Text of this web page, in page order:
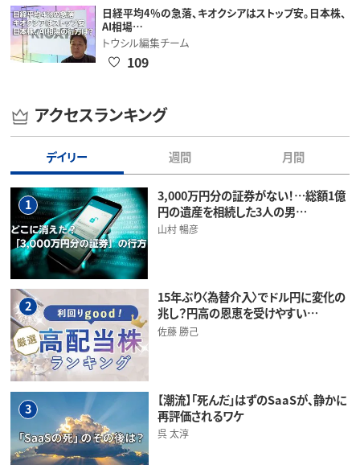
日経平均4％の急落、キオクシアはストップ安。日本株、
AI相場…
トウシル編集チーム
109
アクセスランキング
デイリー 週間 月間
1
3,000万円分の証券がない！…総額1億
円の遺産を相続した3人の男…
山村 暢彦
2
15年ぶり〈為替介入〉でドル円に変化の
兆し？円高の恩恵を受けやすい…
佐藤 勝己
3
【潮流】「死んだ」はずのSaaSが、静かに
再評価されるワケ
呉 太淳